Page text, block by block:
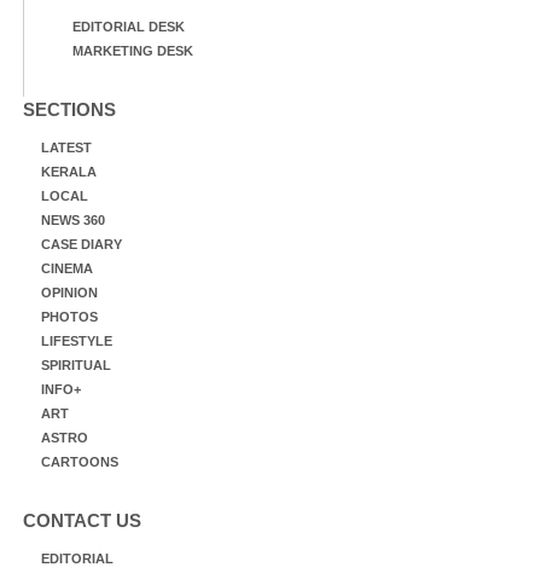
EDITORIAL DESK
MARKETING DESK
SECTIONS
LATEST
KERALA
LOCAL
NEWS 360
CASE DIARY
CINEMA
OPINION
PHOTOS
LIFESTYLE
SPIRITUAL
INFO+
ART
ASTRO
CARTOONS
CONTACT US
EDITORIAL